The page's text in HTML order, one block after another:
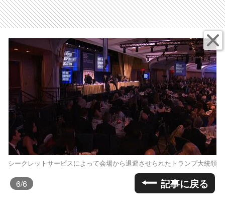
シークレットサービスによって会場から退避させられたトランプ大統領
6/6 記事に戻る